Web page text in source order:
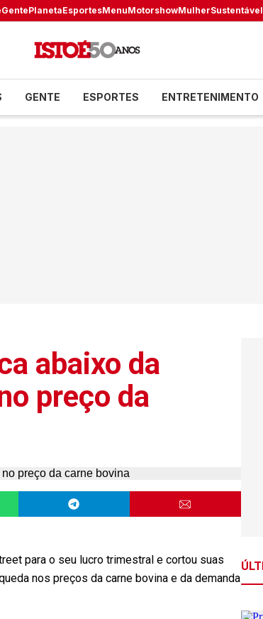
GentePlanetaEsportesMenuMotorshowMulherSustentável
GENTE ESPORTES ENTRETENIMENTO
abaixo da
preço da
para o seu lucro trimestral e cortou suas
nos preços da carne bovina e da demanda